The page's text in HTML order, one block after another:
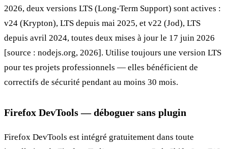
2026, deux versions LTS (Long-Term Support) sont actives :
v24 (Krypton), LTS depuis mai 2025, et v22 (Jod), LTS
depuis avril 2024, toutes deux mises à jour le 17 juin 2026
[source : nodejs.org, 2026]. Utilise toujours une version LTS
pour tes projets professionnels — elles bénéficient de
correctifs de sécurité pendant au moins 30 mois.
Firefox DevTools — déboguer sans plugin
Firefox DevTools est intégré gratuitement dans toute